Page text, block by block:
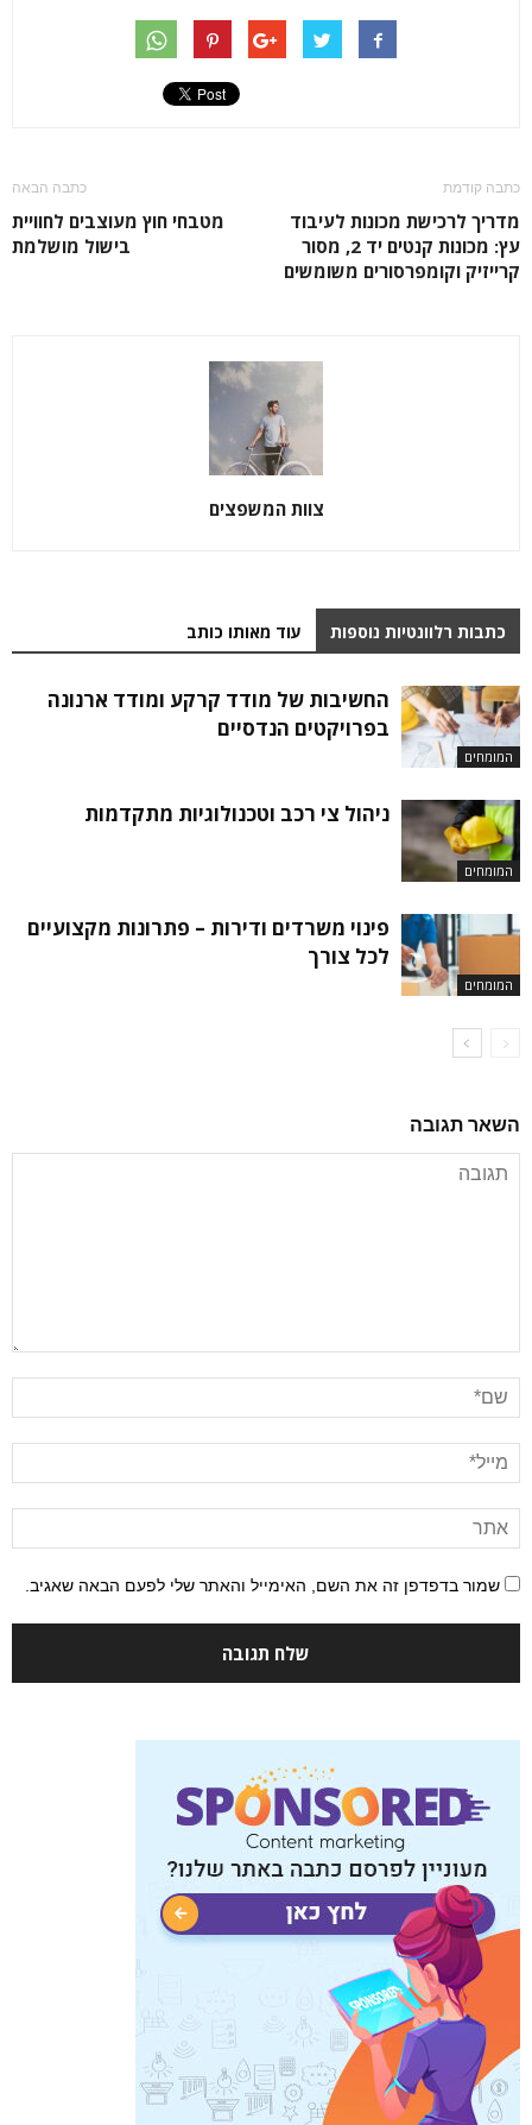
כתבה קודמת
מדריך לרכישת מכונות לעיבוד
עץ: מכונות קנטים יד 2, מסור
קרייזיק וקומפרסורים משומשים
כתבה הבאה
מטבחי חוץ מעוצבים לחוויית
בישול מושלמת
צוות המשפצים
כתבות רלוונטיות נוספות עוד מאותו כותב
המומחים
החשיבות של מודד קרקע ומודד ארנונה
בפרויקטים הנדסיים
המומחים
ניהול צי רכב וטכנולוגיות מתקדמות
המומחים
פינוי משרדים ודירות – פתרונות מקצועיים
לכל צורך
השאר תגובה
שמור בדפדפן זה את השם, האימייל והאתר שלי לפעם הבאה שאגיב.